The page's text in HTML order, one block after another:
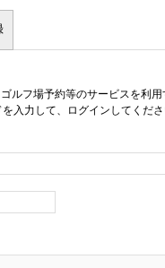
ルフ場予約等のサービスを利用
入力して、ログインしてくださ